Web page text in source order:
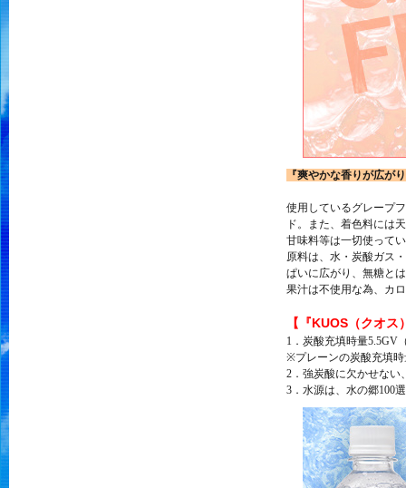
『爽やかな香りが広が
使用しているグレープ
ド。また、着色料には
甘味料等は一切使って
原料は、水・炭酸ガス
ぱいに広がり、無糖と
果汁は不使用な為、カ
【『KUOS（クオス
1．炭酸充填時量5.5GV
※プレーンの炭酸充填時
2．強炭酸に欠かせない
3．水源は、水の郷100